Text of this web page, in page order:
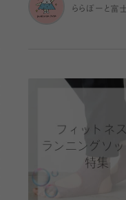
ららぽーと富